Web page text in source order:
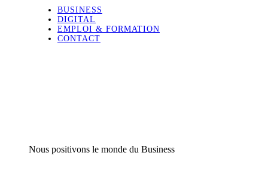
BUSINESS
DIGITAL
EMPLOI & FORMATION
CONTACT
Nous positivons le monde du Business